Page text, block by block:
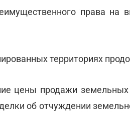
права на
территориях
цены продажи
об отчуждении